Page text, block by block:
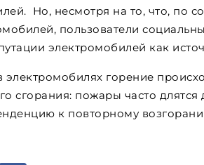
Но, несмотря на то, что, по
пользователи
электромобилей как
горение
сгорания: пожары часто
к повторному